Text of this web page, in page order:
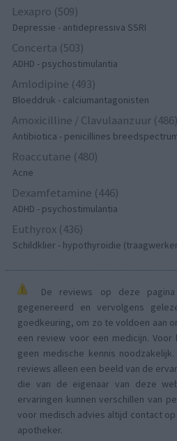
Lexapro (509)
Depressie - antidepressiva SSRI
Concerta (503)
ADHD - psychostimulantia
Amlodipine (493)
Bloeddruk - calciumantagonisten
Amoxicilline / Clavulaanzuur (486)
Antibiotica - penicillines
Roaccutane (480)
Acne
Dexamfetamine (446)
ADHD - psychostimulantia
Euthyrox (436)
Schildklier - hypothyroidie
De reviews op deze
gegenereerd en vervolgens
goedkeuring, om zo te voldoen aan
een review voor een medicijn.
geen medische kennis
reviews alleen een beeld van de
die van de eigenaar van deze
ervaringen kunnen verschillen van
voor medisch advies altijd contact
apotheker.